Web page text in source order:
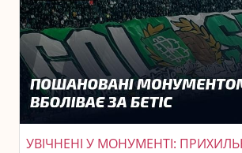
УВІЧНЕНІ У МОНУМЕНТІ: